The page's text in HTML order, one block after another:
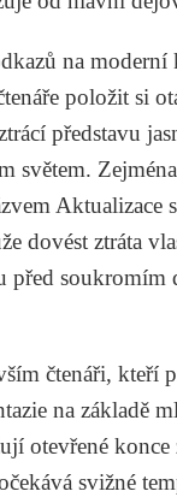
na moderní
položit si
představu
světem.
Aktualizace
dovést ztráta
před soukromím
čtenáři, kteří
na základě
otevřené konce
svižné